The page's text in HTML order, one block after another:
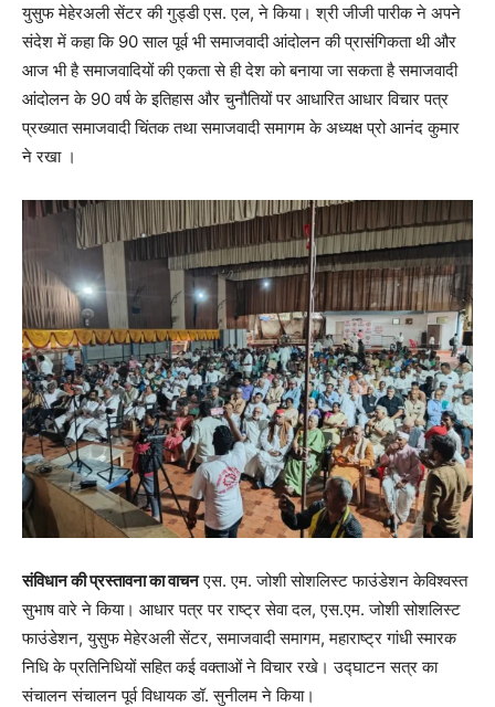
युसुफ मेहेरअली सेंटर की गुड्डी एस. एल, ने किया। श्री जीजी पारीक ने अपने
संदेश में कहा कि 90 साल पूर्व भी समाजवादी आंदोलन की प्रासंगिकता थी और
आज भी है समाजवादियों की एकता से ही देश को बनाया जा सकता है समाजवादी
आंदोलन के 90 वर्ष के इतिहास और चुनौतियों पर आधारित आधार विचार पत्र
प्रख्यात समाजवादी चिंतक तथा समाजवादी समागम के अध्यक्ष प्रो आनंद कुमार
ने रखा ।
संविधान की प्रस्तावना का वाचनएस. एम. जोशी सोशलिस्ट फाउंडेशन केविश्वस्त
सुभाष वारे ने किया। आधार पत्र पर राष्ट्र सेवा दल, एस.एम. जोशी सोशलिस्ट
फाउंडेशन, युसुफ मेहेरअली सेंटर, समाजवादी समागम, महाराष्ट्र गांधी स्मारक
निधि के प्रतिनिधियों सहित कई वक्ताओं ने विचार रखे। उद्घाटन सत्र का
संचालन संचालन पूर्व विधायक डॉ. सुनीलम ने किया।